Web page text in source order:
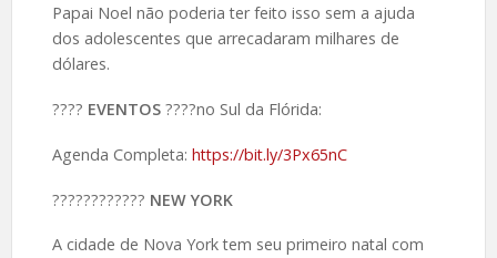
Papai Noel não poderia ter feito isso sem a ajuda
dos adolescentes que arrecadaram milhares de
dólares.
????️ EVENTOS????no Sul da Flórida:
Agenda Completa: https://bit.ly/3Px65nC
????️???????? NEW YORK
A cidade de Nova York tem seu primeiro natal com